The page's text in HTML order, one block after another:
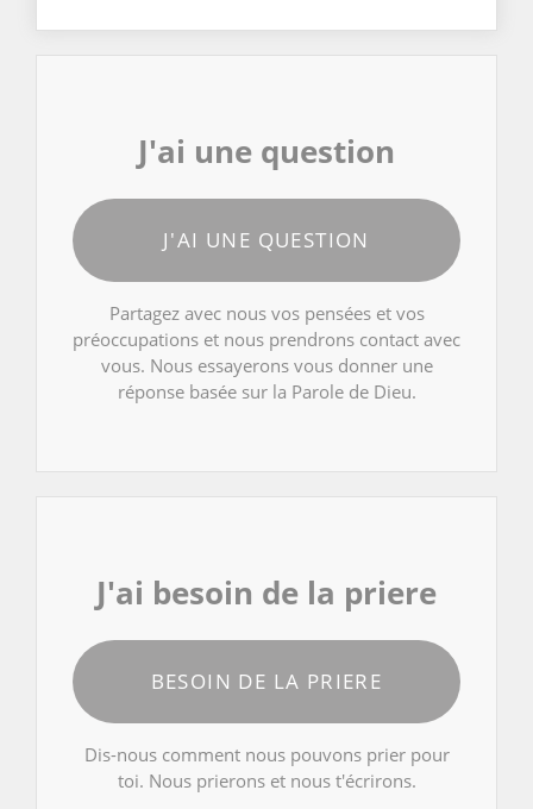
J'ai une question
J'AI UNE QUESTION
Partagez avec nous vos pensées et vos
préoccupations et nous prendrons contact avec
vous. Nous essayerons vous donner une
réponse basée sur la Parole de Dieu.
J'ai besoin de la priere
BESOIN DE LA PRIERE
Dis-nous comment nous pouvons prier pour
toi. Nous prierons et nous t'écrirons.